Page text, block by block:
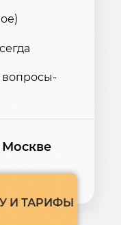
Москве
И ТАРИФЫ